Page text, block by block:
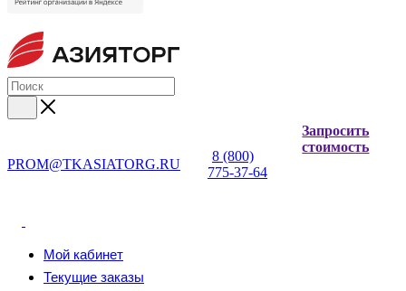
PROM@TKASIATORG.RU
8 (800)
775-37-64
Запросить
стоимость
Мой кабинет
Текущие заказы